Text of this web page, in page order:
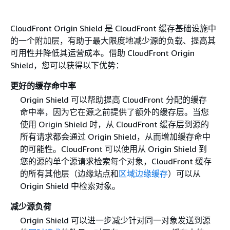
CloudFront Origin Shield 是 CloudFront 缓存基础设施中
的一个附加层，有助于最大限度地减少源的负载、提高其
可用性并降低其运营成本。借助 CloudFront Origin
Shield，您可以获得以下优势：
更好的缓存命中率
Origin Shield 可以帮助提高 CloudFront 分配的缓存
命中率，因为它在源之前提供了额外的缓存层。当您
使用 Origin Shield 时，从 CloudFront 缓存层到源的
所有请求都会通过 Origin Shield，从而增加缓存命中
的可能性。CloudFront 可以使用从 Origin Shield 到
您的源的单个源请求检索每个对象，CloudFront 缓存
的所有其他层（边缘站点和区域边缘缓存）可以从
Origin Shield 中检索对象。
减少源负荷
Origin Shield 可以进一步减少针对同一对象发送到源